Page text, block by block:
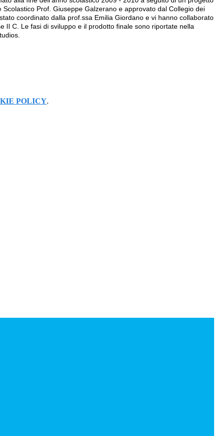
Scolastico Prof. Giuseppe Galzerano e approvato dal Collegio dei
coordinato dalla prof.ssa Emilia Giordano e vi hanno collaborato
II C. Le fasi di sviluppo e il prodotto finale sono riportate nella
POLICY.